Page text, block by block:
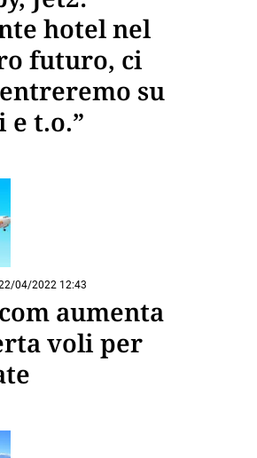
hotel nel
futuro, ci
su
e t.o.”
04/2022 12:43
aumenta
voli per